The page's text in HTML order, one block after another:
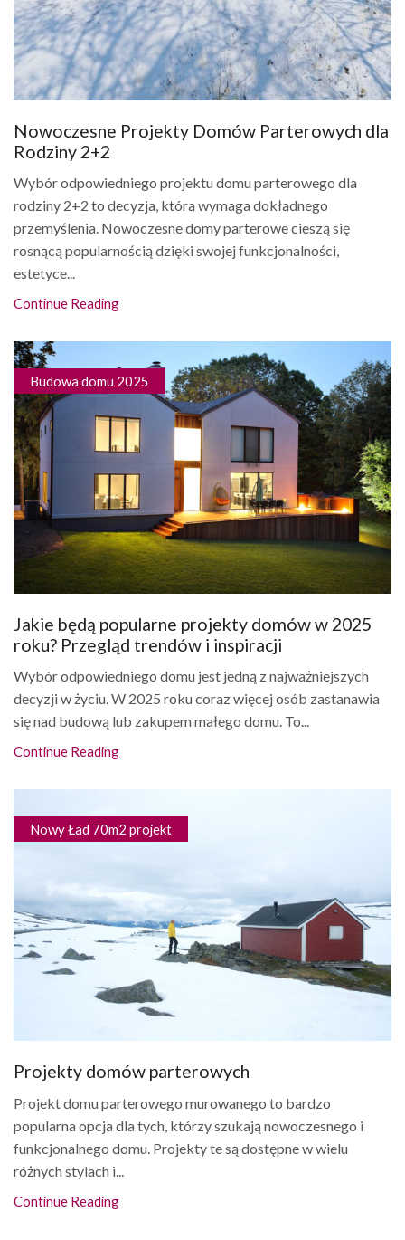
Nowoczesne Projekty Domów Parterowych dla
Rodziny 2+2
Wybór odpowiedniego projektu domu parterowego dla
rodziny 2+2 to decyzja, która wymaga dokładnego
przemyślenia. Nowoczesne domy parterowe cieszą się
rosnącą popularnością dzięki swojej funkcjonalności,
estetyce...
Continue Reading
Budowa domu 2025
Jakie będą popularne projekty domów w 2025
roku? Przegląd trendów i inspiracji
Wybór odpowiedniego domu jest jedną z najważniejszych
decyzji w życiu. W 2025 roku coraz więcej osób zastanawia
się nad budową lub zakupem małego domu. To...
Continue Reading
Nowy Ład 70m2 projekt
Projekty domów parterowych
Projekt domu parterowego murowanego to bardzo
popularna opcja dla tych, którzy szukają nowoczesnego i
funkcjonalnego domu. Projekty te są dostępne w wielu
różnych stylach i...
Continue Reading